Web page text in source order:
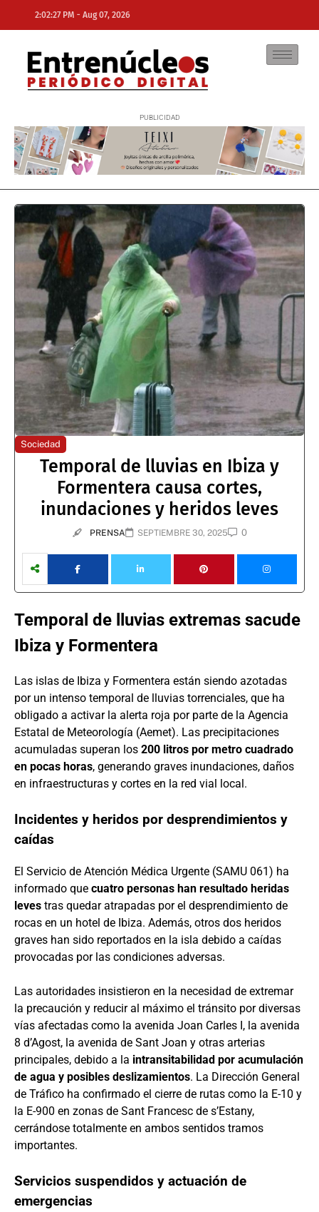
2:02:27 PM - Aug 07, 2026
NE
Sociedad
Temporal de lluvias en Ibiza y
Formentera causa cortes,
inundaciones y heridos leves
PRENSA SEPTIEMBRE 30, 2025 0
Temporal de lluvias extremas sacude
Ibiza y Formentera
Las islas de Ibiza y Formentera están siendo azotadas
por un intenso temporal de lluvias torrenciales, que ha
obligado a activar la alerta roja por parte de la Agencia
Estatal de Meteorología (Aemet). Las precipitaciones
acumuladas superan los 200 litros por metro cuadrado
en pocas horas, generando graves inundaciones, daños
en infraestructuras y cortes en la red vial local.
Incidentes y heridos por desprendimientos y
caídas
El Servicio de Atención Médica Urgente (SAMU 061) ha
informado que cuatro personas han resultado heridas
leves tras quedar atrapadas por el desprendimiento de
rocas en un hotel de Ibiza. Además, otros dos heridos
graves han sido reportados en la isla debido a caídas
provocadas por las condiciones adversas.
Las autoridades insistieron en la necesidad de extremar
la precaución y reducir al máximo el tránsito por diversas
vías afectadas como la avenida Joan Carles I, la avenida
8 d’Agost, la avenida de Sant Joan y otras arterias
principales, debido a la intransitabilidad por acumulación
de agua y posibles deslizamientos. La Dirección General
de Tráfico ha confirmado el cierre de rutas como la E-10 y
la E-900 en zonas de Sant Francesc de s’Estany,
cerrándose totalmente en ambos sentidos tramos
importantes.
Servicios suspendidos y actuación de
emergencias